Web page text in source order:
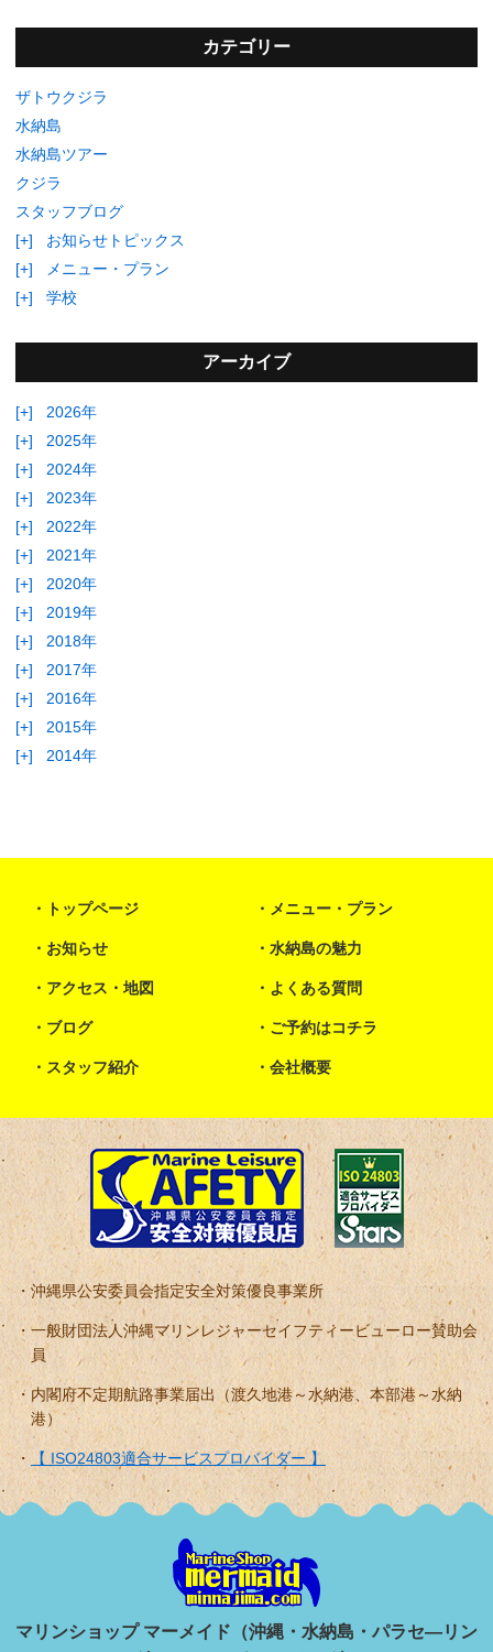
カテゴリー
ザトウクジラ
水納島
水納島ツアー
クジラ
スタッフブログ
[+]
お知らせトピックス
[+]
メニュー・プラン
[+]
学校
アーカイブ
[+]
2026年
[+]
2025年
[+]
2024年
[+]
2023年
[+]
2022年
[+]
2021年
[+]
2020年
[+]
2019年
[+]
2018年
[+]
2017年
[+]
2016年
[+]
2015年
[+]
2014年
トップページ メニュー・プラン
お知らせ 水納島の魅力
アクセス・地図 よくある質問
ブログ ご予約はコチラ
スタッフ紹介 会社概要
沖縄県公安委員会指定安全対策優良事業所
一般財団法人沖縄マリンレジャーセイフティービューロー賛助会
員
内閣府不定期航路事業届出（渡久地港～水納港、本部港～水納
港）
【 ISO24803適合サービスプロバイダー 】
マリンショップ マーメイド（沖縄・水納島・パラセ―リン